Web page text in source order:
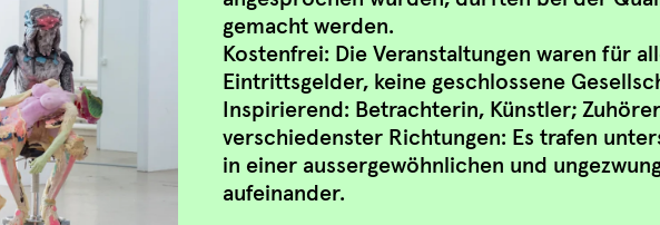
gemacht werden.
Kostenfrei: Die Veranstaltungen waren für
Eintrittsgelder, keine geschlossene
Inspirierend: Betrachterin, Künstler;
verschiedenster Richtungen: Es trafen
in einer aussergewöhnlichen und
aufeinander.